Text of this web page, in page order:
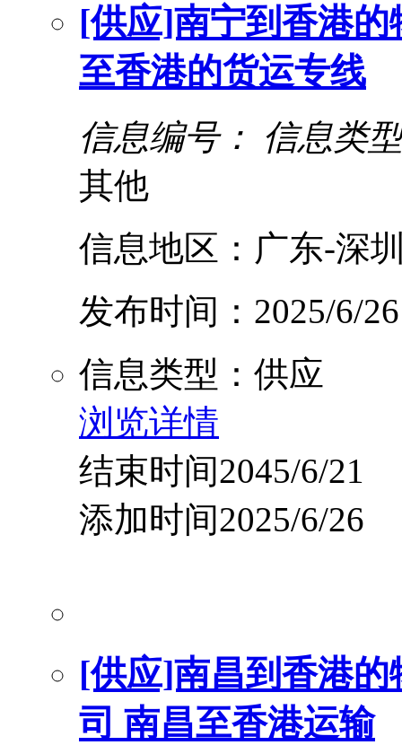
[供应]南宁到香港
至香港的货运专线
信息编号： 信息类
其他
信息地区：广东-深
发布时间：2025/6/26
信息类型：供应
浏览详情
结束时间2045/6/21
添加时间2025/6/26
[供应]南昌到香港
司 南昌至香港运输